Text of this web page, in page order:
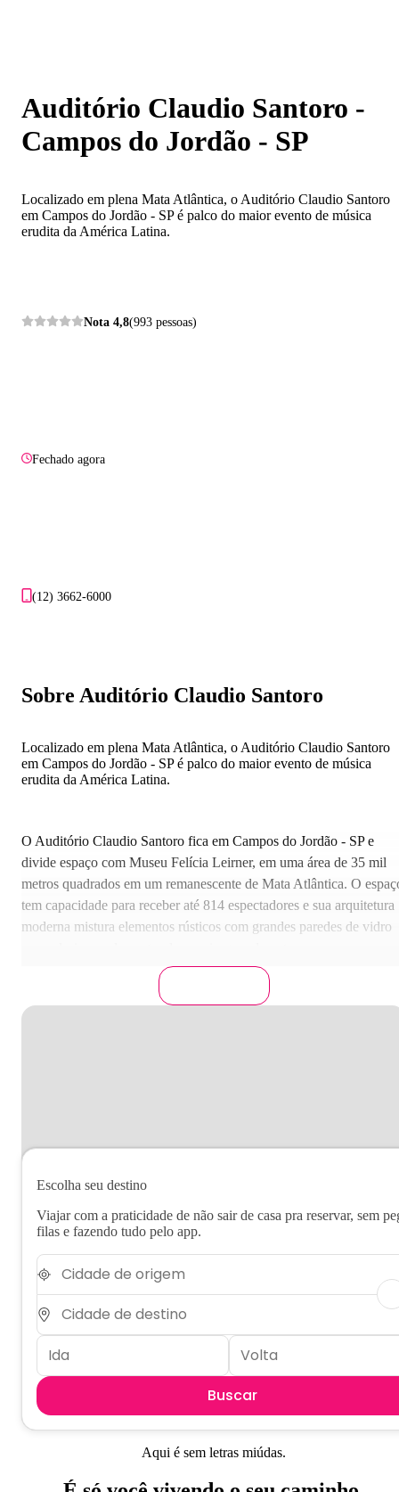
Auditório Claudio Santoro -
Campos do Jordão - SP
Localizado em plena Mata Atlântica, o Auditório Claudio Santoro
em Campos do Jordão - SP é palco do maior evento de música
erudita da América Latina.
Nota 4,8(993 pessoas)
Fechado agora
(12) 3662-6000
Sobre Auditório Claudio Santoro
Localizado em plena Mata Atlântica, o Auditório Claudio Santoro
em Campos do Jordão - SP é palco do maior evento de música
erudita da América Latina.
O Auditório Claudio Santoro fica em Campos do Jordão - SP e
divide espaço com Museu Felícia Leirner, em uma área de 35 mil
metros quadrados em um remanescente de Mata Atlântica. O
tem capacidade para receber até 814 espectadores e sua arquitetura
moderna mistura elementos rústicos com grandes paredes de vidro
Escolha seu destino
Viajar com a praticidade de não sair de casa pra reservar, sem
filas e fazendo tudo pelo app.
Buscar
Aqui é sem letras miúdas.